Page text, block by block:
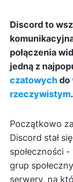
Discord to
połączenia
jedną z
czatowychdo
rzeczywistym.
Początkowo
Discord stał
społeczności
grup
serwery, na